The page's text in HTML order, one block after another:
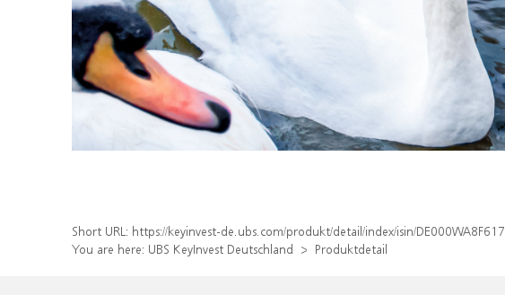
Short URL: https://keyinvest-de.ubs.com/produkt/detail/index/isin/DE000WA8F617
You are here: UBS KeyInvest Deutschland Produktdetail